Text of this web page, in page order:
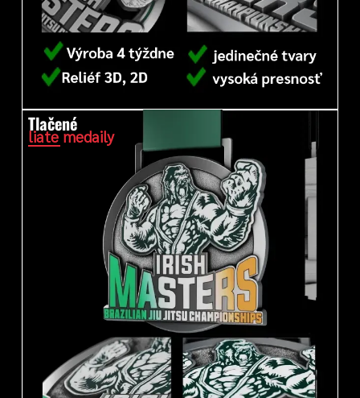
Tlačené
liate medaily